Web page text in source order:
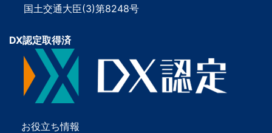
国土交通大臣(3)第8248号
DX認定取得済
お役立ち情報